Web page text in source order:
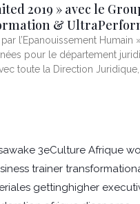
2019 » avec le
&
l’Epanouissement Humain
pour le département
toute la Direction